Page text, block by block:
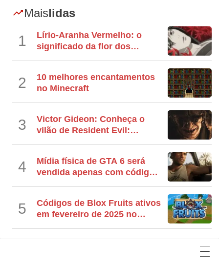
Maislidas
1
Lírio-Aranha Vermelho: o
significado da flor dos
2
10 melhores encantamentos
no Minecraft
3
Victor Gideon: Conheça o
vilão de Resident Evil:
4
Mídia física de GTA 6 será
vendida apenas com código
5
Códigos de Blox Fruits ativos
em fevereiro de 2025 no